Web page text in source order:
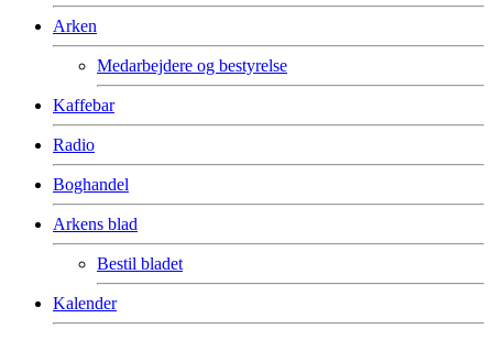
Arken
Medarbejdere og bestyrelse
Kaffebar
Radio
Boghandel
Arkens blad
Bestil bladet
Kalender